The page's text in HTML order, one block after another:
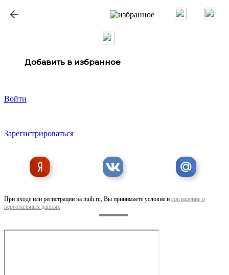
Добавить в избранное
Войти
Зарегистрироваться
При входе или регистрации на nuih.ru, Вы принимаете условие и соглашение о
персональных данных